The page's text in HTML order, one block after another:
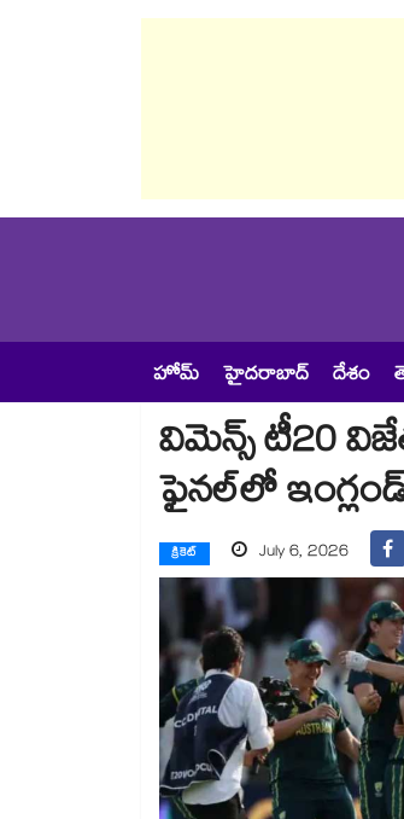
హోమ్ హైదరాబాద్ దేశం
విమెన్స్ టీ20
ఫైనల్⁭లో ఇంగ్లండ్
క్రికెట్ July 6, 2026